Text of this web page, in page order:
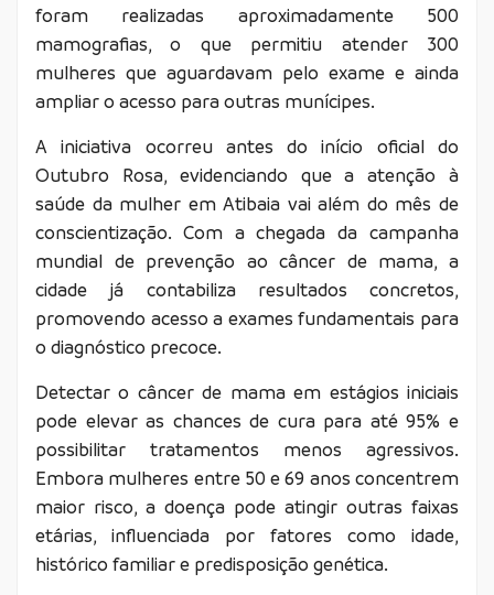
foram realizadas aproximadamente 500
mamografias, o que permitiu atender 300
mulheres que aguardavam pelo exame e ainda
ampliar o acesso para outras munícipes.
A iniciativa ocorreu antes do início oficial do
Outubro Rosa, evidenciando que a atenção à
saúde da mulher em Atibaia vai além do mês de
conscientização. Com a chegada da campanha
mundial de prevenção ao câncer de mama, a
cidade já contabiliza resultados concretos,
promovendo acesso a exames fundamentais para
o diagnóstico precoce.
Detectar o câncer de mama em estágios iniciais
pode elevar as chances de cura para até 95% e
possibilitar tratamentos menos agressivos.
Embora mulheres entre 50 e 69 anos concentrem
maior risco, a doença pode atingir outras faixas
etárias, influenciada por fatores como idade,
histórico familiar e predisposição genética.